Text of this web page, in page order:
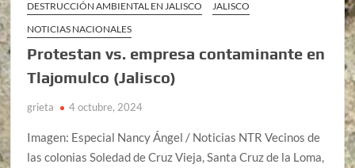
DESTRUCCIÓN AMBIENTAL EN JALISCO
JALISCO
NOTICIAS NACIONALES
Protestan vs. empresa contaminante en
Tlajomulco (Jalisco)
grieta 4 octubre, 2024
Imagen: Especial Nancy Ángel / Noticias NTR Vecinos de
las colonias Soledad de Cruz Vieja, Santa Cruz de la Loma,